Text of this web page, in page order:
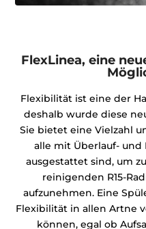
FlexLinea, eine
Flexibilität ist eine der
deshalb wurde diese
Sie bietet eine Vielzahl
alle mit Überlauf- und
ausgestattet sind, um
reinigenden R15-
aufzunehmen. Eine
Flexibilität in allen Artne
können, egal ob